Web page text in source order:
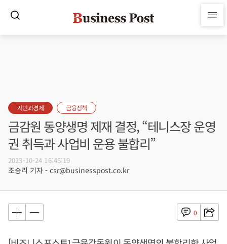
시민과경제 금융정책
금감원 동양생명 제재 결정, “테니스장 운영
권 취득과 사업비 운용 불합리”
2023-10-24 16:46:19
조승리 기자 - csr@businesspost.co.kr
0